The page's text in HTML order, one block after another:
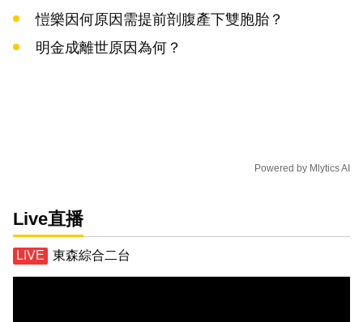
愷樂因何原因需提前剖腹產下雙胞胎？
明金成離世原因為何？
Powered by Mlytics AI
Live直播
東森綜合二台